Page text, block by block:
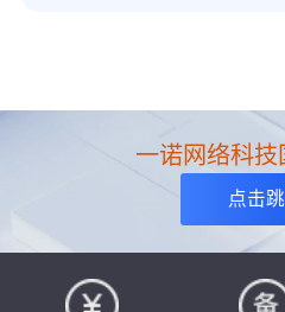
一诺网络科技
点击